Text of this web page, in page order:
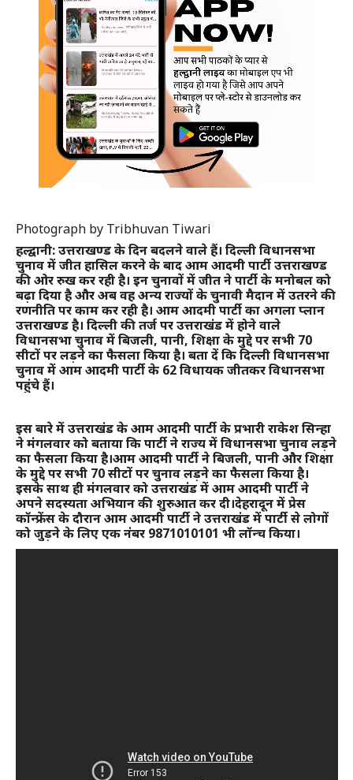
Photograph by Tribhuvan Tiwari
हल्द्वानी: उत्तराखण्ड के दिन बदलने वाले हैं। दिल्ली विधानसभा
चुनाव में जीत हासिल करने के बाद आम आदमी पार्टी उत्तराखण्ड
की ओर रुख कर रही है। इन चुनावों में जीत ने पार्टी के मनोबल को
बढ़ा दिया है और अब वह अन्य राज्यों के चुनावी मैदान में उतरने की
रणनीति पर काम कर रही है। आम आदमी पार्टी का अगला प्लान
उत्तराखण्ड है। दिल्ली की तर्ज पर उत्तराखंड में होने वाले
विधानसभा चुनाव में बिजली, पानी, शिक्षा के मुद्दे पर सभी 70
सीटों पर लड़ने का फैसला किया है। बता दें कि दिल्ली विधानसभा
चुनाव में आम आदमी पार्टी के 62 विधायक जीतकर विधानसभा
पहुंचे हैं।
इस बारे में उत्तराखंड के आम आदमी पार्टी के प्रभारी राकेश सिन्हा
ने मंगलवार को बताया कि पार्टी ने राज्य में विधानसभा चुनाव लड़ने
का फैसला किया है।आम आदमी पार्टी ने बिजली, पानी और शिक्षा
के मुद्दे पर सभी 70 सीटों पर चुनाव लड़ने का फैसला किया है।
इसके साथ ही मंगलवार को उत्तराखंड में आम आदमी पार्टी ने
अपने सदस्यता अभियान की शुरुआत कर दी।देहरादून में प्रेस
कॉन्फ्रेंस के दौरान आम आदमी पार्टी ने उत्तराखंड में पार्टी से लोगों
को जुड़ने के लिए एक नंबर 9871010101 भी लॉन्च किया।